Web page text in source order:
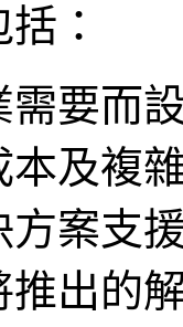
：
要而
及複
方案支
推出的